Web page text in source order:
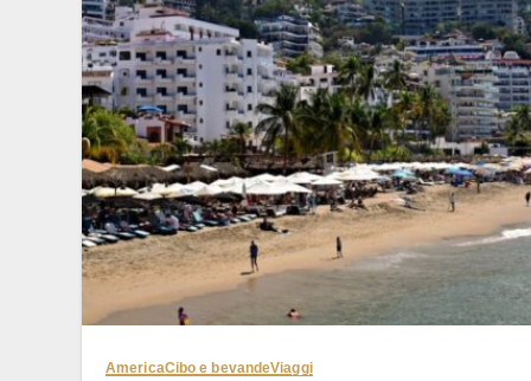
AmericaCibo e bevandeViaggi